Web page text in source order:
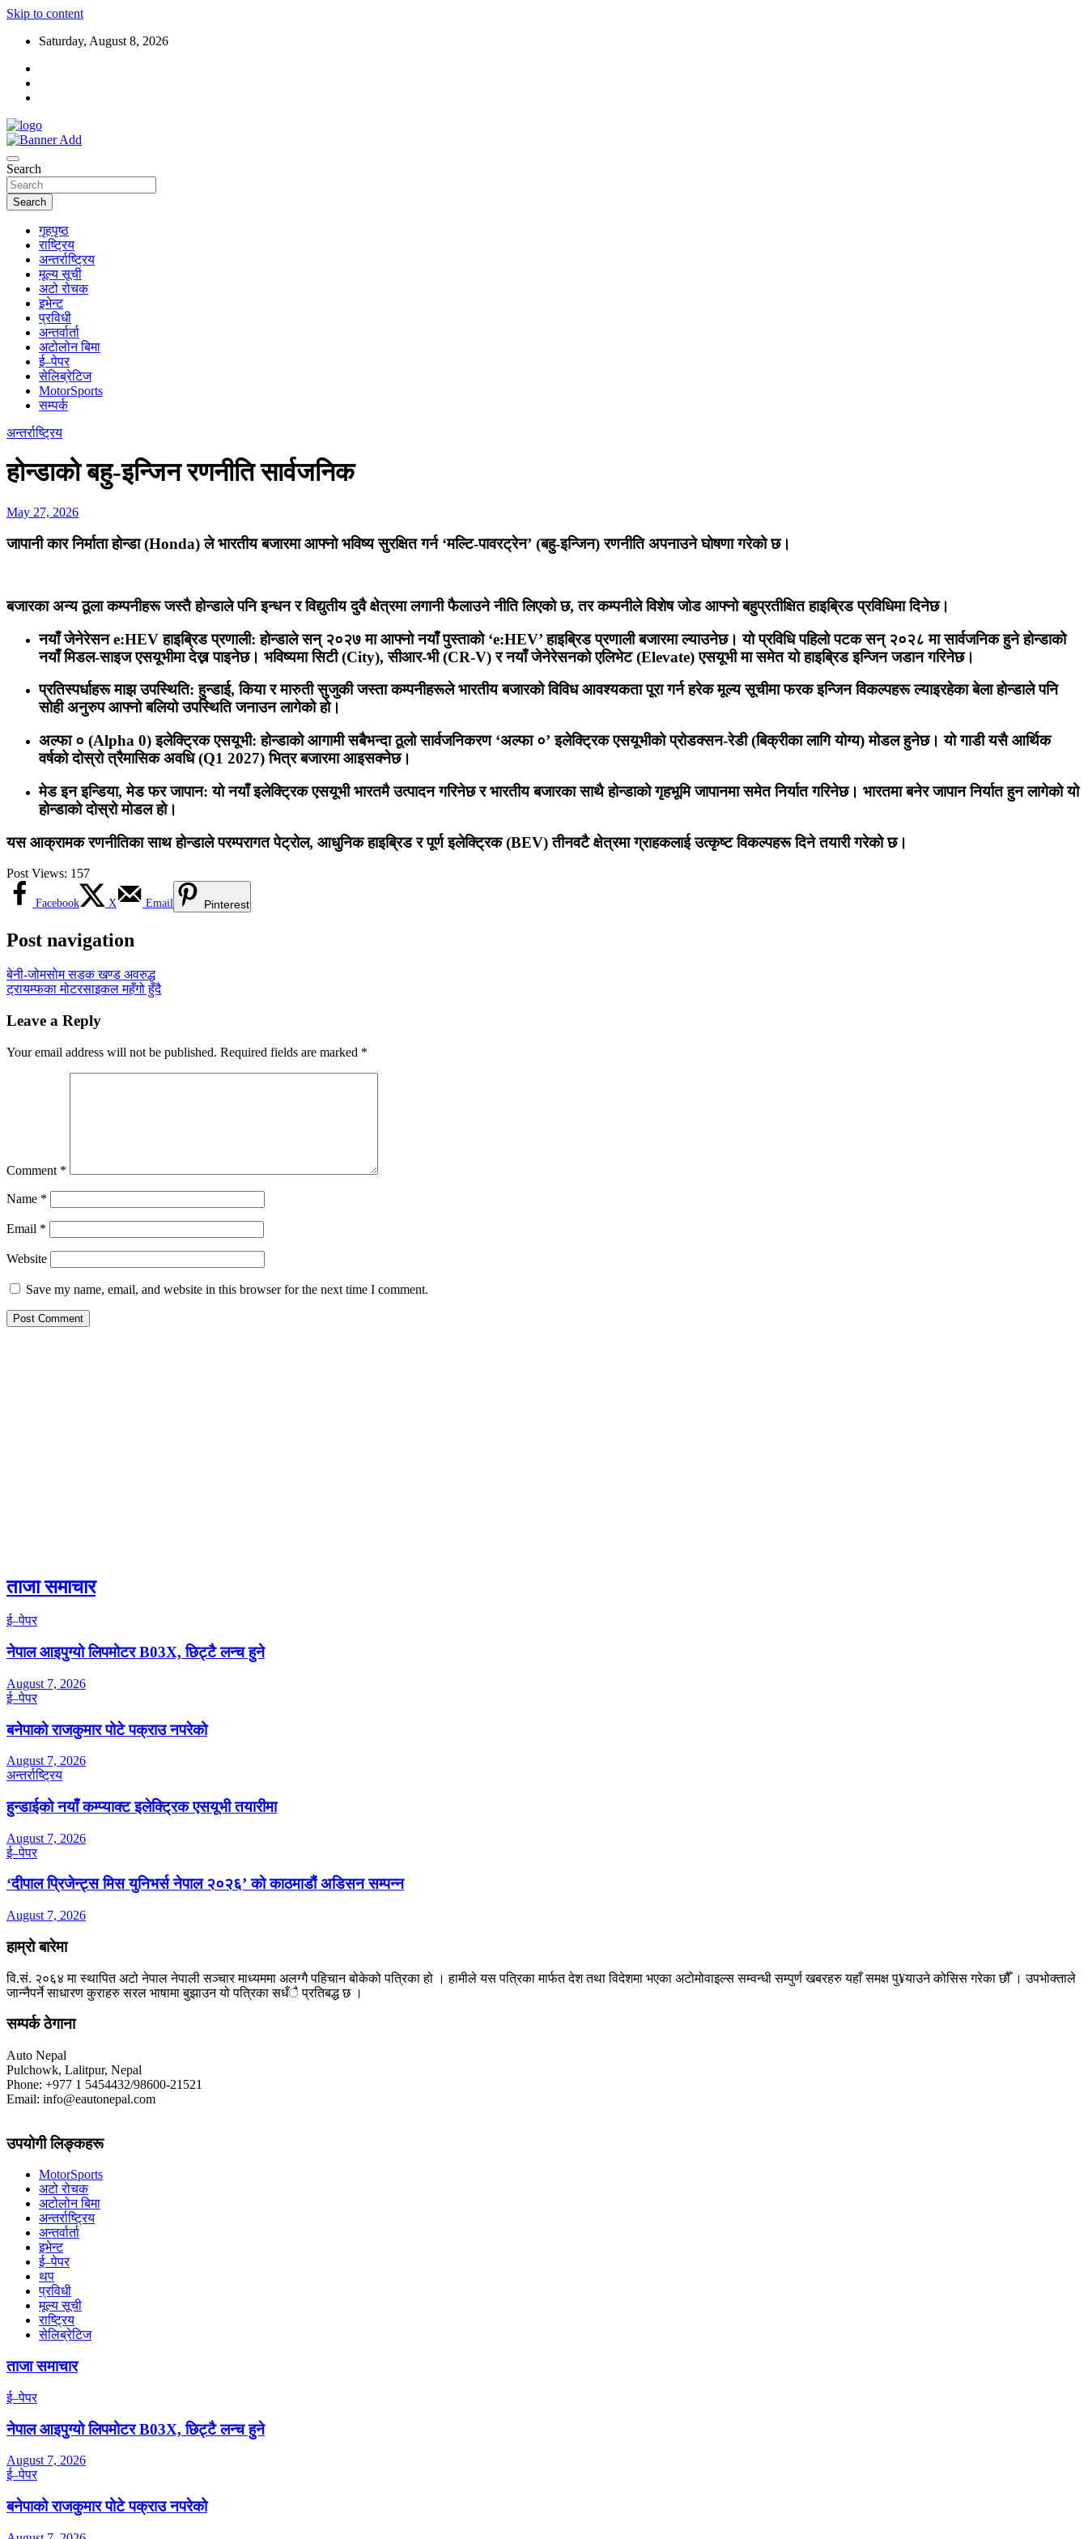
Skip to content
Saturday, August 8, 2026
Search
Search
गृहपृष्ठ
राष्ट्रिय
अन्तर्राष्ट्रिय
मूल्य सूची
अटो रोचक
इभेन्ट
प्रविधी
अन्तर्वार्ता
अटोलोन बिमा
ई–पेपर
सेलिब्रेटिज
MotorSports
सम्पर्क
अन्तर्राष्ट्रिय
होन्डाको बहु-इन्जिन रणनीति सार्वजनिक
May 27, 2026
जापानी कार निर्माता होन्डा (Honda) ले भारतीय बजारमा आफ्नो भविष्य सुरक्षित गर्न ‘मल्टि-पावरट्रेन’ (बहु-इन्जिन) रणनीति अपनाउने घोषणा गरेको छ।
बजारका अन्य ठूला कम्पनीहरू जस्तै होन्डाले पनि इन्धन र विद्युतीय दुवै क्षेत्रमा लगानी फैलाउने नीति लिएको छ, तर कम्पनीले विशेष जोड आफ्नो बहुप्रतीक्षित हाइब्रिड प्रविधिमा दिनेछ।
नयाँ जेनेरेसन e:HEV हाइब्रिड प्रणाली: होन्डाले सन् २०२७ मा आफ्नो नयाँ पुस्ताको ‘e:HEV’ हाइब्रिड प्रणाली बजारमा ल्याउनेछ। यो प्रविधि पहिलो पटक सन् २०२८ मा सार्वजनिक हुने होन्डाको
नयाँ मिडल-साइज एसयूभीमा देख्न पाइनेछ। भविष्यमा सिटी (City), सीआर-भी (CR-V) र नयाँ जेनेरेसनको एलिभेट (Elevate) एसयूभी मा समेत यो हाइब्रिड इन्जिन जडान गरिनेछ।
प्रतिस्पर्धाहरू माझ उपस्थिति: हुन्डाई, किया र मारुती सुजुकी जस्ता कम्पनीहरूले भारतीय बजारको विविध आवश्यकता पूरा गर्न हरेक मूल्य सूचीमा फरक इन्जिन विकल्पहरू ल्याइरहेका बेला होन्डाले पनि
सोही अनुरुप आफ्नो बलियो उपस्थिति जनाउन लागेको हो।
अल्फा ० (Alpha 0) इलेक्ट्रिक एसयूभी: होन्डाको आगामी सबैभन्दा ठूलो सार्वजनिकरण ‘अल्फा ०’ इलेक्ट्रिक एसयूभीको प्रोडक्सन-रेडी (बिक्रीका लागि योग्य) मोडल हुनेछ। यो गाडी यसै आर्थिक
वर्षको दोस्रो त्रैमासिक अवधि (Q1 2027) भित्र बजारमा आइसक्नेछ।
मेड इन इन्डिया, मेड फर जापान: यो नयाँ इलेक्ट्रिक एसयूभी भारतमै उत्पादन गरिनेछ र भारतीय बजारका साथै होन्डाको गृहभूमि जापानमा समेत निर्यात गरिनेछ। भारतमा बनेर जापान निर्यात हुन लागेको यो
होन्डाको दोस्रो मोडल हो।
यस आक्रामक रणनीतिका साथ होन्डाले परम्परागत पेट्रोल, आधुनिक हाइब्रिड र पूर्ण इलेक्ट्रिक (BEV) तीनवटै क्षेत्रमा ग्राहकलाई उत्कृष्ट विकल्पहरू दिने तयारी गरेको छ।
Post Views: 157
Facebook X Email Pinterest
Post navigation
बेनी-जोमसोम सडक खण्ड अवरुद्ध
ट्रायम्फका मोटरसाइकल महँगो हुँदै
Leave a Reply
Your email address will not be published. Required fields are marked *
Comment *
Name *
Email *
Website
Save my name, email, and website in this browser for the next time I comment.
ताजा समाचार
ई–पेपर
नेपाल आइपुग्यो लिपमोटर B03X, छिट्टै लन्च हुने
August 7, 2026
ई–पेपर
बनेपाको राजकुमार पोटे पक्राउ नपरेको
August 7, 2026
अन्तर्राष्ट्रिय
हुन्डाईको नयाँ कम्प्याक्ट इलेक्ट्रिक एसयूभी तयारीमा
August 7, 2026
ई–पेपर
‘दीपाल प्रिजेन्ट्स मिस युनिभर्स नेपाल २०२६’ को काठमाडौं अडिसन सम्पन्न
August 7, 2026
हाम्रो बारेमा
वि.सं. २०६४ मा स्थापित अटो नेपाल नेपाली सञ्चार माध्यममा अलग्गै पहिचान बोकेको पत्रिका हो । हामीले यस पत्रिका मार्फत देश तथा विदेशमा भएका अटोमोवाइल्स सम्वन्धी सम्पुर्ण खबरहरु यहाँ समक्ष पु¥याउने कोसिस गरेका छौँ । उपभोक्ताले
जान्नैपर्ने साधारण कुराहरु सरल भाषामा बुझाउन यो पत्रिका सधँै प्रतिबद्ध छ ।
सम्पर्क ठेगाना
Auto Nepal
Pulchowk, Lalitpur, Nepal
Phone: +977 1 5454432/98600-21521
Email: info@eautonepal.com
उपयोगी लिङ्कहरू
MotorSports
अटो रोचक
अटोलोन बिमा
अन्तर्राष्ट्रिय
अन्तर्वार्ता
इभेन्ट
ई–पेपर
थप
प्रविधी
मूल्य सूची
राष्ट्रिय
सेलिब्रेटिज
ताजा समाचार
ई–पेपर
नेपाल आइपुग्यो लिपमोटर B03X, छिट्टै लन्च हुने
August 7, 2026
ई–पेपर
बनेपाको राजकुमार पोटे पक्राउ नपरेको